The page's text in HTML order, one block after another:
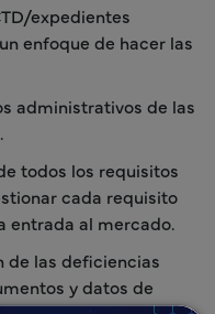
expedientes
enfoque de hacer las
administrativos de las
todos los requisitos
cada requisito
entrada al mercado.
de las deficiencias
y datos de